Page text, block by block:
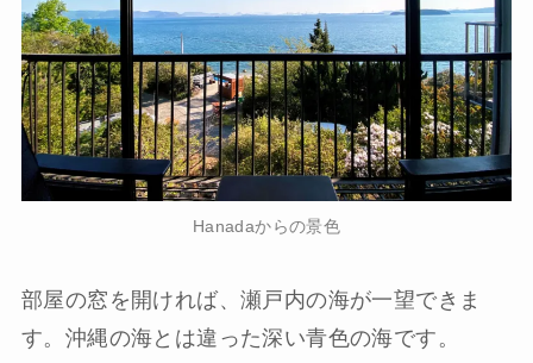
Hanadaからの景色
部屋の窓を開ければ、瀬戸内の海が一望できま
す。沖縄の海とは違った深い青色の海です。